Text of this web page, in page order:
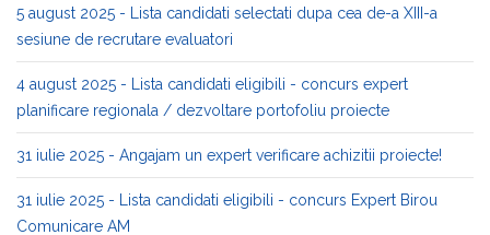
5 august 2025 - Lista candidati selectati dupa cea de-a XIII-a
sesiune de recrutare evaluatori
4 august 2025 - Lista candidati eligibili - concurs expert
planificare regionala / dezvoltare portofoliu proiecte
31 iulie 2025 - Angajam un expert verificare achizitii proiecte!
31 iulie 2025 - Lista candidati eligibili - concurs Expert Birou
Comunicare AM